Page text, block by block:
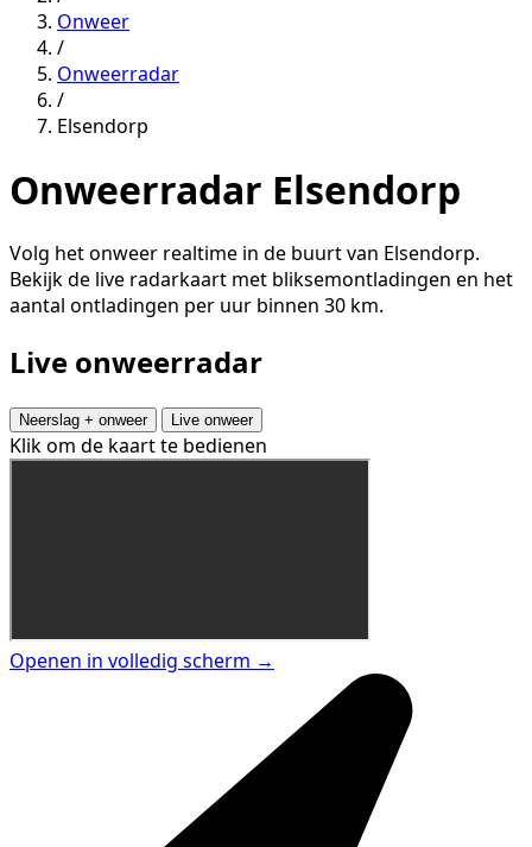
Onweer
/
Onweerradar
/
Elsendorp
Onweerradar Elsendorp
Volg het onweer realtime in de buurt van Elsendorp.
Bekijk de live radarkaart met bliksemontladingen en het
aantal ontladingen per uur binnen 30 km.
Live onweerradar
Neerslag + onweer Live onweer
Klik om de kaart te bedienen
Openen in volledig scherm →